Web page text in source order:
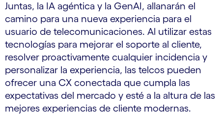
Juntas, la IA agéntica y la GenAI, allanarán el
camino para una nueva experiencia para el
usuario de telecomunicaciones. Al utilizar estas
tecnologías para mejorar el soporte al cliente,
resolver proactivamente cualquier incidencia y
personalizar la experiencia, las telcos pueden
ofrecer una CX conectada que cumpla las
expectativas del mercado y esté a la altura de las
mejores experiencias de cliente modernas.